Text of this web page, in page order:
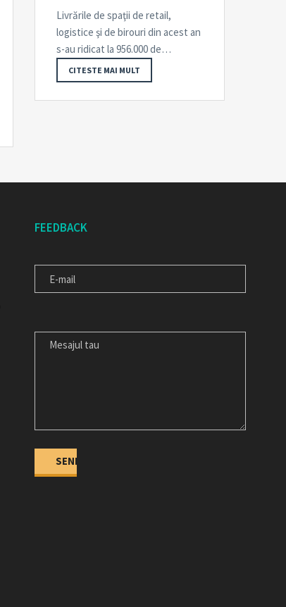
Livrările de spaţii de retail,
logistice şi de birouri din acest an
s-au ridicat la 956.000 de…
CITESTE MAI MULT
FEEDBACK
MAIL
TAU